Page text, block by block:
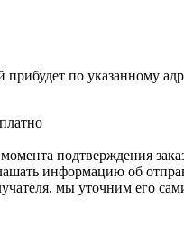
по указанному
подтверждения
информацию об
мы уточним его